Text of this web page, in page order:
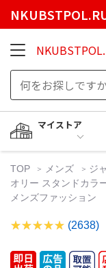
マイストア
TOP メンズ ジ
オリー スタンドカラ
メンズファッション
(2638)